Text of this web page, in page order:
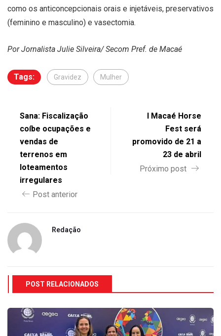
como os anticoncepcionais orais e injetáveis, preservativos
(feminino e masculino) e vasectomia.
Por Jornalista Julie Silveira/ Secom Pref. de Macaé
Tags: Gravidez Mulher
Sana: Fiscalização
coíbe ocupações e
vendas de
terrenos em
loteamentos
irregulares
Post anterior
I Macaé Horse
Fest será
promovido de 21 a
23 de abril
Próximo post
Redação
POST RELACIONADOS